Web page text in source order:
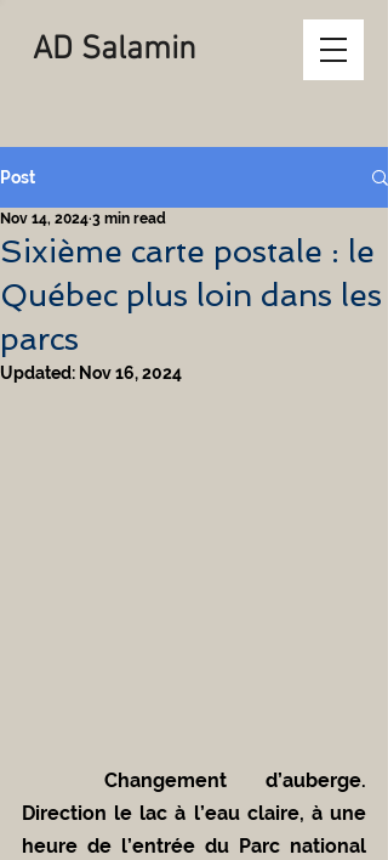
AD Salamin
Post
Sixième carte postale : le
Québec plus loin dans les
parcs
Nov 14, 2024 3 min read
Updated: Nov 16, 2024
Direction le lac à l’eau claire, à une
heure de l’entrée du Parc national